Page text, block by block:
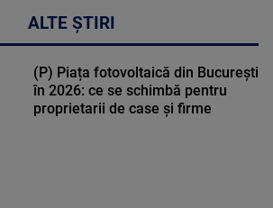
ALTE ȘTIRI
(P) Piața fotovoltaică din București
în 2026: ce se schimbă pentru
proprietarii de case și firme